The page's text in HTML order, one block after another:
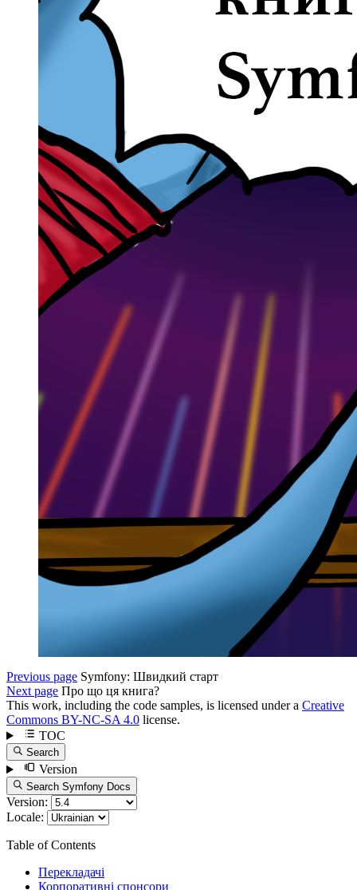
Previous page Symfony: Швидкий старт
Next page Про що ця книга?
This work, including the code samples, is licensed under a Creative
Commons BY-NC-SA 4.0 license.
TOC
Search
Version
Search Symfony Docs
Version:
Locale:
Table of Contents
Перекладачі
Корпоративні спонсори